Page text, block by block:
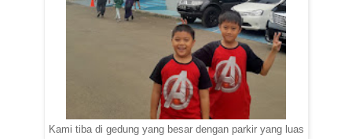
Kami tiba di gedung yang besar dengan parkir yang luas